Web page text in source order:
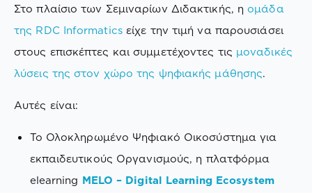
Στο πλαίσιο των Σεμιναρίων Διδακτικής, ηομάδα
της RDC Informatics είχε την τιμή να παρουσιάσει
στους επισκέπτες και συμμετέχοντες τις μοναδικές
λύσεις της στον χώρο της ψηφιακής μάθησης.
Αυτές είναι:
Το Ολοκληρωμένο Ψηφιακό Οικοσύστημα για
εκπαιδευτικούς Οργανισμούς, η πλατφόρμα
elearning MELO – Digital Learning Ecosystem